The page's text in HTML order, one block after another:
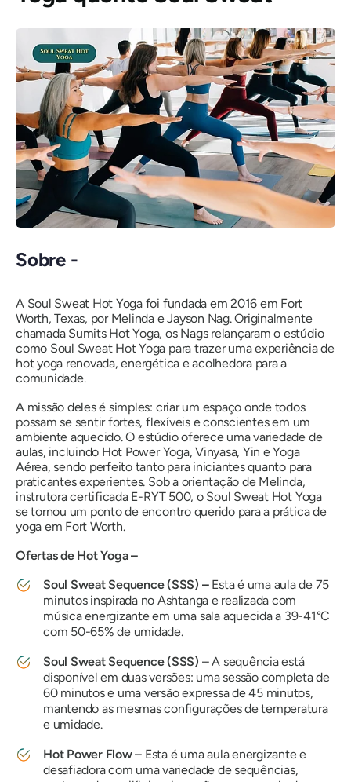
Sobre -
A Soul Sweat Hot Yoga foi fundada em 2016 em Fort
Worth, Texas, por Melinda e Jayson Nag. Originalmente
chamada Sumits Hot Yoga, os Nags relançaram o estúdio
como Soul Sweat Hot Yoga para trazer uma experiência de
hot yoga renovada, energética e acolhedora para a
comunidade.
A missão deles é simples: criar um espaço onde todos
possam se sentir fortes, flexíveis e conscientes em um
ambiente aquecido. O estúdio oferece uma variedade de
aulas, incluindo Hot Power Yoga, Vinyasa, Yin e Yoga
Aérea, sendo perfeito tanto para iniciantes quanto para
praticantes experientes. Sob a orientação de Melinda,
instrutora certificada E-RYT 500, o Soul Sweat Hot Yoga
se tornou um ponto de encontro querido para a prática de
yoga em Fort Worth.
Ofertas de Hot Yoga –
Soul Sweat Sequence (SSS) – Esta é uma aula de 75
minutos inspirada no Ashtanga e realizada com
música energizante em uma sala aquecida a 39-41°C
com 50-65% de umidade.
Soul Sweat Sequence (SSS) – A sequência está
disponível em duas versões: uma sessão completa de
60 minutos e uma versão expressa de 45 minutos,
mantendo as mesmas configurações de temperatura
e umidade.
Hot Power Flow – Esta é uma aula energizante e
desafiadora com uma variedade de sequências,